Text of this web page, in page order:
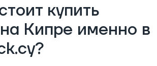
купить
Кипре именно в